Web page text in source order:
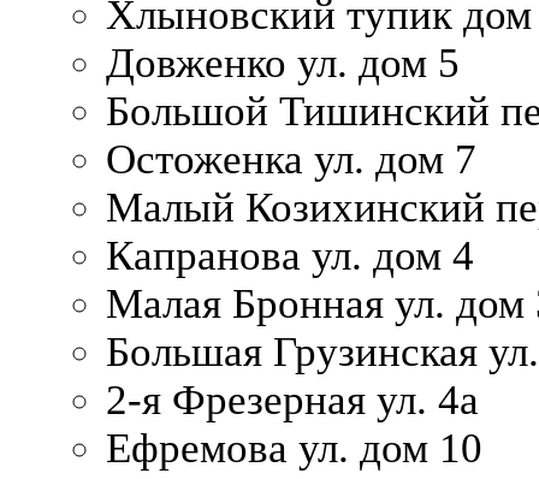
Хлыновский тупик
Довженко ул. дом 5
Большой Тишинский
Остоженка ул. дом 7
Малый Козихинский
Капранова ул. дом 4
Малая Бронная ул. дом
Большая Грузинская
2-я Фрезерная ул. 4а
Ефремова ул. дом 10